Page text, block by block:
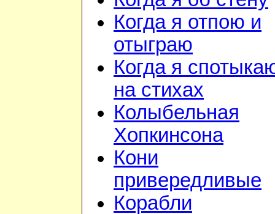
Когда я отпою и
отыграю
Когда я
на стихах
Колыбельная
Хопкинсона
Кони
привередливые
Корабли